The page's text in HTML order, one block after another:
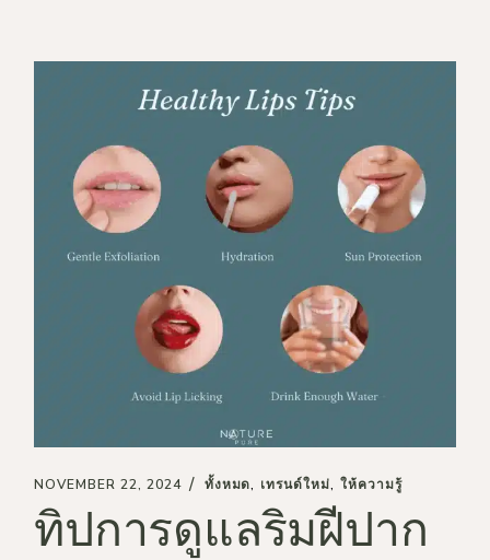
NOVEMBER 22, 2024 ทั้งหมด เทรนด์ใหม่ ให้ความรู้
ทิปการดูแลริมฝีปาก